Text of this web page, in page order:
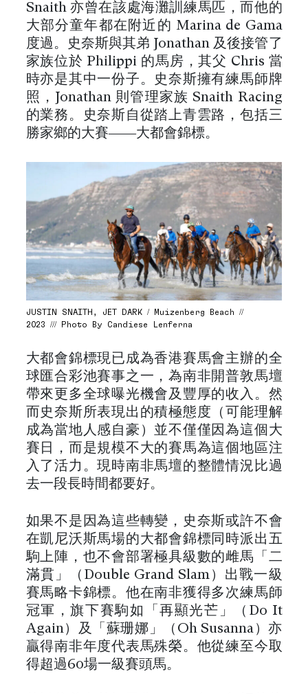
Snaith 亦曾在該處海灘訓練馬匹，而他的
大部分童年都在附近的 Marina de Gama
度過。史奈斯與其弟 Jonathan 及後接管了
家族位於 Philippi 的馬房，其父 Chris 當
時亦是其中一份子。史奈斯擁有練馬師牌
照，Jonathan 則管理家族 Snaith Racing
的業務。史奈斯自從踏上青雲路，包括三
勝家鄉的大賽——大都會錦標。
JUSTIN SNAITH, JET DARK / Muizenberg Beach //
2023 /// Photo By Candiese Lenferna
大都會錦標現已成為香港賽馬會主辦的全
球匯合彩池賽事之一，為南非開普敦馬壇
帶來更多全球曝光機會及豐厚的收入。然
而史奈斯所表現出的積極態度（可能理解
成為當地人感自豪）並不僅僅因為這個大
賽日，而是規模不大的賽馬為這個地區注
入了活力。現時南非馬壇的整體情況比過
去一段長時間都要好。
如果不是因為這些轉變，史奈斯或許不會
在凱尼沃斯馬場的大都會錦標同時派出五
駒上陣，也不會部署極具級數的雌馬「二
滿貫」（Double Grand Slam）出戰一級
賽馬略卡錦標。他在南非獲得多次練馬師
冠軍，旗下賽駒如「再顯光芒」（Do It
Again）及「蘇珊娜」（Oh Susanna）亦
贏得南非年度代表馬殊榮。他從練至今取
得超過60場一級賽頭馬。